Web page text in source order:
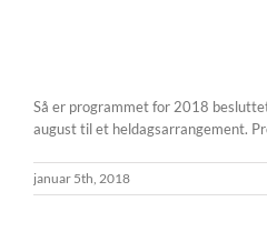
Så er programmet for 2018
august til et heldagsarrangement.
januar 5th, 2018